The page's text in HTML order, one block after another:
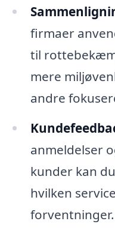
firmaer
til
mere
andre
anmeldelser
kunder kan
hvilken
forventninger.